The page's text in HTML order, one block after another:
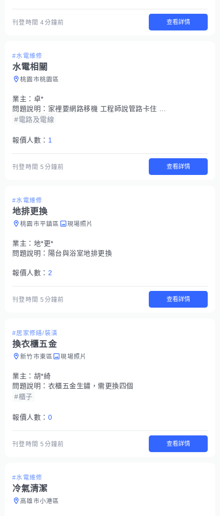
刊登時間4分鐘前 查看詳情
#水電維修
水電相關
桃園市桃園區
業主： 卓*
問題說明： 家裡要網路移機 工程師說管路卡住 先拉不出來 無法安裝 請我們找水電師傅來重新拉線
#電路及電線
報價人數： 1
刊登時間5分鐘前 查看詳情
#水電維修
地排更換
桃園市平鎮區 現場照片
業主： 地*更*
問題說明： 陽台與浴室地排更換
報價人數： 2
刊登時間5分鐘前 查看詳情
#居家修繕/裝潢
換衣櫃五金
新竹市東區 現場照片
業主： 胡*綺
問題說明： 衣櫃五金生鏽，需更換四個
#櫃子
報價人數： 0
刊登時間5分鐘前 查看詳情
#水電維修
冷氣清潔
高雄市小港區